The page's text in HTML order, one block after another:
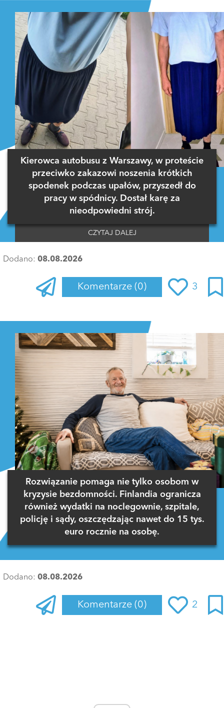
Kierowca autobusu z Warszawy, w proteście
przeciwko zakazowi noszenia krótkich
spodenek podczas upałów, przyszedł do
pracy w spódnicy. Dostał karę za
nieodpowiedni strój.
CZYTAJ DALEJ
Dodano: 08.08.2026
Komentarze (0) 3
Rozwiązanie pomaga nie tylko osobom w
kryzysie bezdomności. Finlandia ogranicza
również wydatki na noclegownie, szpitale,
policję i sądy, oszczędzając nawet do 15 tys.
euro rocznie na osobę.
Dodano: 08.08.2026
Komentarze (0) 2